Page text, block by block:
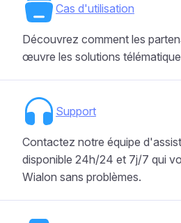
Cas d'utilisation
Découvrez comment les
œuvre les solutions
Support
Contactez notre équipe
disponible 24h/24 et 7j/7 qui
Wialon sans problèmes.